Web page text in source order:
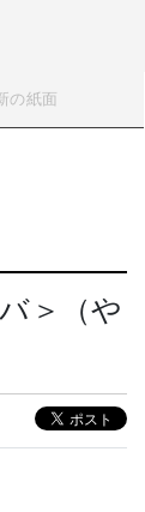
の紙面
＞（や